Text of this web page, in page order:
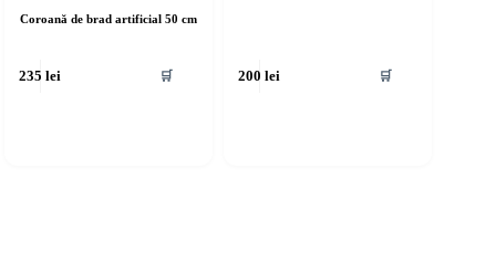
Coroană de brad artificial 50 cm
235lei 🛒 200lei 🛒